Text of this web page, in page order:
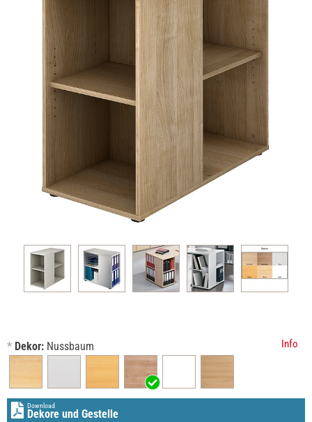
* Dekor: Nussbaum Info
Download
Dekore und Gestelle